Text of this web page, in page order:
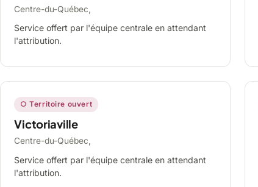
Centre-du-Québec,
Service offert par l'équipe centrale en attendant
l'attribution.
○ Territoire ouvert
Victoriaville
Centre-du-Québec,
Service offert par l'équipe centrale en attendant
l'attribution.